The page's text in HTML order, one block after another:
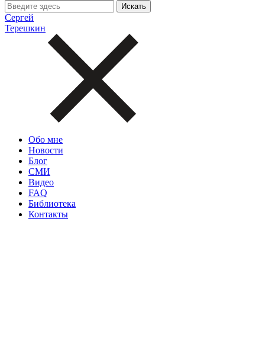
Сергей
Терешкин
Обо мне
Новости
Блог
СМИ
Видео
FAQ
Библиотека
Контакты